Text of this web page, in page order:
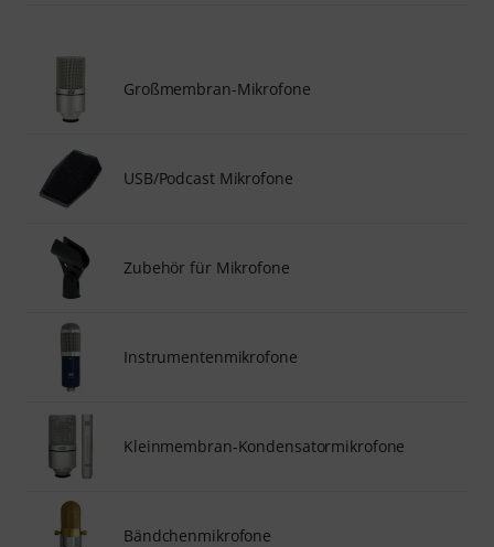
Großmembran-Mikrofone
USB/Podcast Mikrofone
Zubehör für Mikrofone
Instrumentenmikrofone
Kleinmembran-Kondensatormikrofone
Bändchenmikrofone